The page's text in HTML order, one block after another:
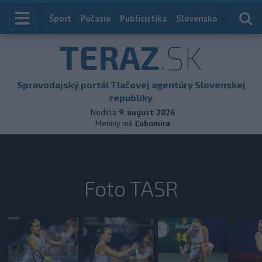
Index
Šport Počasie Publicistika Slovensko
TERAZ.SK
Spravodajský portál Tlačovej agentúry Slovenskej
republiky
Nedela 9. august 2026
Meniny má Ľubomíra
Foto TASR